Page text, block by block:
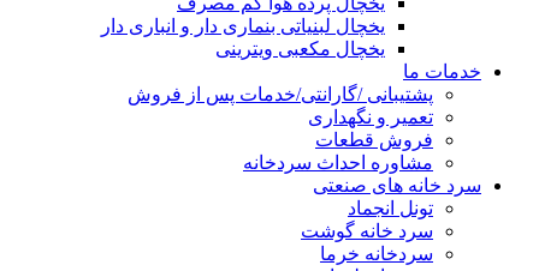
یخچال لبنیاتی بنماری دار و انباری دار
یخچال مکعبی ویترینی
خدمات ما
پشتیبانی /گارانتی/خدمات پس از فروش
تعمیر و نگهداری
فروش قطعات
مشاوره احداث سردخانه
سرد خانه های صنعتی
تونل انجماد
سرد خانه گوشت
سردخانه خرما